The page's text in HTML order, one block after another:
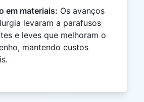
em materiais: Os avanços
levaram a parafusos
e leves que melhoram o
mantendo custos